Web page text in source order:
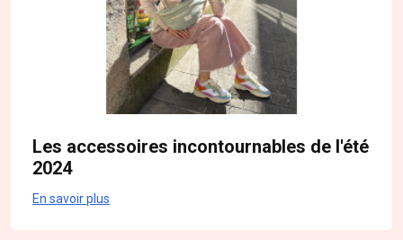
Les accessoires incontournables de l'été
2024
En savoir plus